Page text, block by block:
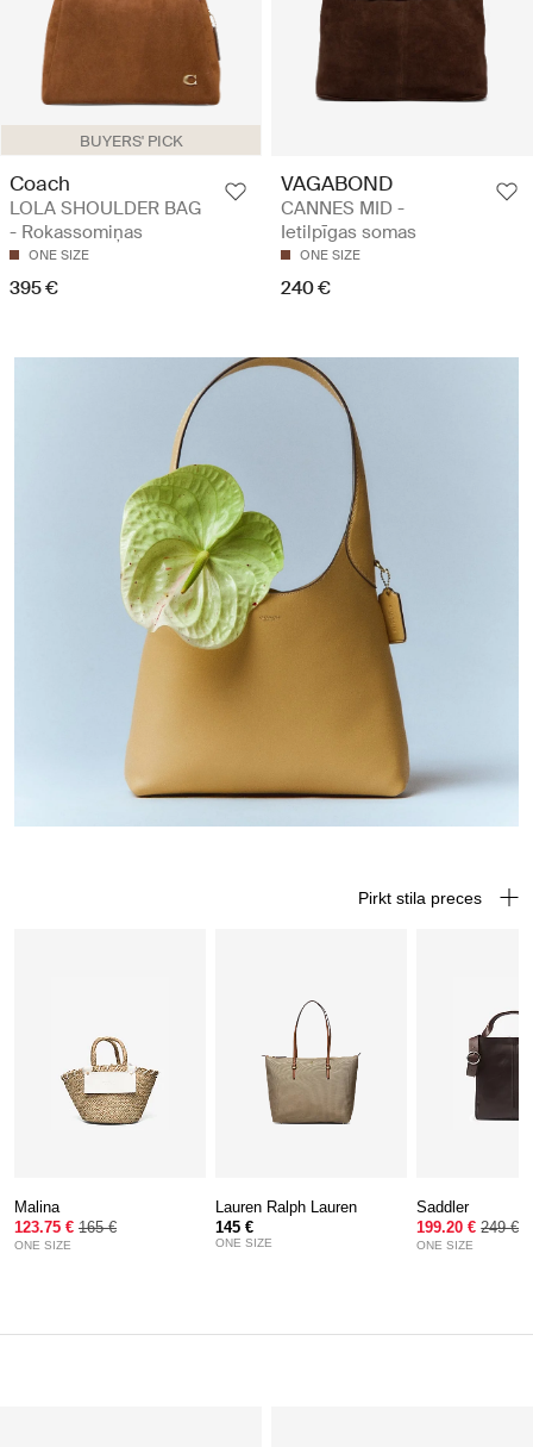
BUYERS' PICK
Coach
LOLA SHOULDER BAG
- Rokassomiņas
ONE SIZE
395 €
VAGABOND
CANNES MID -
Ietilpīgas somas
ONE SIZE
240 €
Pirkt stila preces
Malina
123.75 € 165 €
ONE SIZE
Lauren Ralph Lauren
145 €
ONE SIZE
Saddler
199.20 € 249 €
ONE SIZE